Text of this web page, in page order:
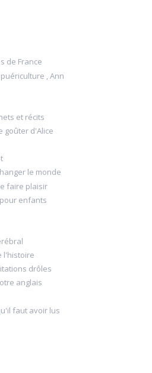
de France
, Ann
et récits
goûter d'Alice
le monde
faire plaisir
enfants
l'histoire
drôles
anglais
faut avoir lus